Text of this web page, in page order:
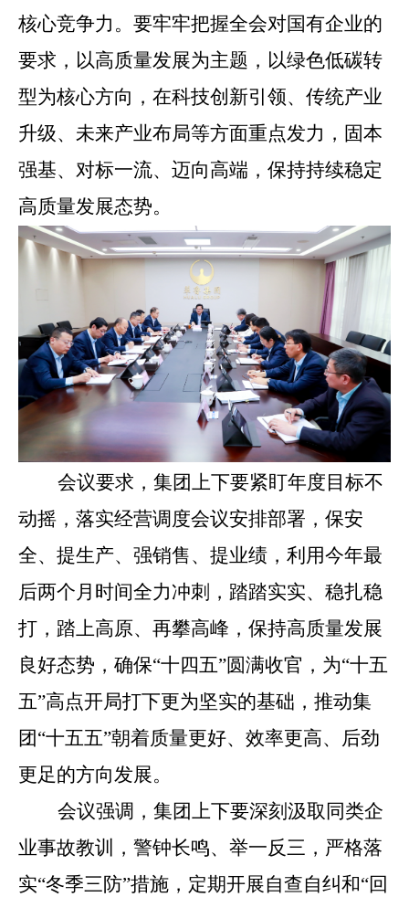
核心竞争力。要牢牢把握全会对国有企业的
要求，以高质量发展为主题，以绿色低碳转
型为核心方向，在科技创新引领、传统产业
升级、未来产业布局等方面重点发力，固本
强基、对标一流、迈向高端，保持持续稳定
高质量发展态势。
会议要求，集团上下要紧盯年度目标不
动摇，落实经营调度会议安排部署，保安
全、提生产、强销售、提业绩，利用今年最
后两个月时间全力冲刺， 踏踏实实、稳扎稳
打，踏上高原、再攀高峰，保持高质量发展
良好态势，确保“十四五”圆满收官，为“十五
五”高点开局打下更为坚实的基础，推动集
团 “十五五”朝着质量更好、效率更高、后劲
更足的方向发展。
会议强调，集团上下要深刻汲取同类企
业事故教训，警钟长鸣、举一反三， 严格落
实“冬季三防”措施，定期开展自查自纠和“回